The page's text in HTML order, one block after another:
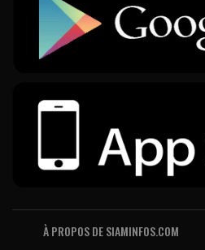
À PROPOS DE SIAMINFOS.COM